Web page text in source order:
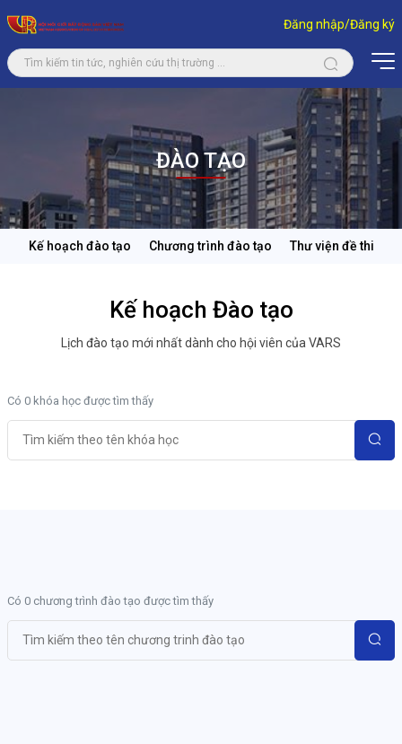
Đăng nhập/Đăng ký
ĐÀO TẠO
Kế hoạch đào tạo Chương trình đào tạo Thư viện đề thi
Kế hoạch Đào tạo
Lịch đào tạo mới nhất dành cho hội viên của VARS
Có 0 khóa học được tìm thấy
Có 0 chương trình đào tạo được tìm thấy